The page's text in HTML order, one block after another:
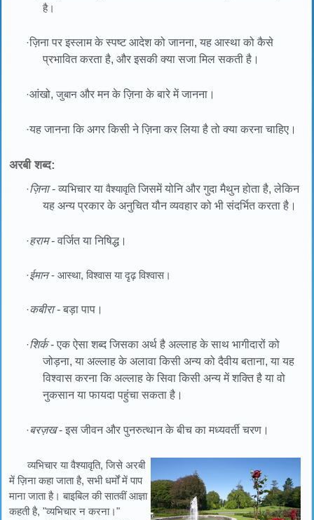
है।
·ज़िना पर इस्लाम के स्पष्ट आदेश को जानना, यह आस्था को कैसे
प्रभावित करता है, और इसकी क्या सजा मिल सकती है।
·आंखो,जुबान और मन के ज़िना के बारे में जानना।
·यह जानना कि अगर किसी ने ज़िना कर लिया है तो क्या करना चाहिए।
अरबी शब्द:
·ज़िना- व्यभिचार यावैश्यावृतिजिसमें योनि और गुदा मैथुन होता है, लेकिन
यह अन्य प्रकार के अनुचित यौन व्यवहार को भी संदर्भित करता है।
·हराम- वर्जित या निषिद्ध।
·ईमान- आस्था, विश्वास या दृढ़ विश्वास।
·कबीरा- बड़ा पाप।
·शिर्क- एक ऐसा शब्द जिसका अर्थ है अल्लाह के साथ भागीदारों को
जोड़ना, या अल्लाह के अलावा किसी अन्य को दैवीय बताना, या यह
विश्वास करना कि अल्लाह के सिवा किसी अन्य में शक्ति है या वो
नुकसान या फायदा पहुंचा सकता है।
·बरज़ख- इस जीवन और पुनरुत्थान के बीच का मध्यवर्ती चरण।
व्यभिचार या वैश्यावृति, जिसे अरबी
में ज़िना कहा जाता है, सभी धर्मों में पाप
माना जाता है। बाइबिल की सातवीं आज्ञा
कहती है, "व्यभिचार न करना।"